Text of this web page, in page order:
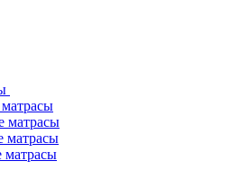
матрасы
матрасы
матрасы